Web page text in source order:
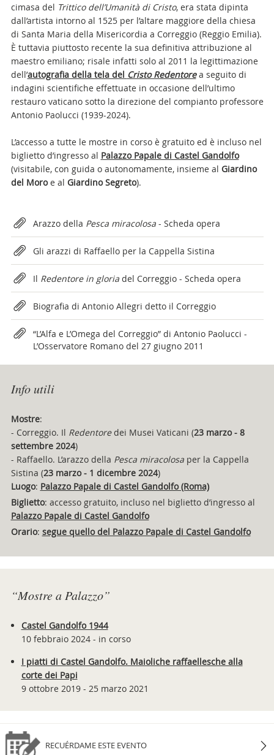
cimasa del Trittico dell’Umanità di Cristo, era stata dipinta
dall’artista intorno al 1525 per l’altare maggiore della chiesa
di Santa Maria della Misericordia a Correggio (Reggio Emilia).
È tuttavia piuttosto recente la sua definitiva attribuzione al
maestro emiliano; risale infatti solo al 2011 la legittimazione
dell’autografia della tela del Cristo Redentore a seguito di
indagini scientifiche effettuate in occasione dell’ultimo
restauro vaticano sotto la direzione del compianto professore
Antonio Paolucci (1939-2024).
L’accesso a tutte le mostre in corso è gratuito ed è incluso nel
biglietto d’ingresso al Palazzo Papale di Castel Gandolfo
(visitabile, con guida o autonomamente, insieme al Giardino
del Moroe al Giardino Segreto).
Attachments
Arazzo della Pesca miracolosa- Scheda opera
Gli arazzi di Raffaello per la Cappella Sistina
Il Redentore in gloriadel Correggio - Scheda opera
Biografia di Antonio Allegri detto il Correggio
“L’Alfa e L’Omega del Correggio” di Antonio Paolucci -
L’Osservatore Romano del 27 giugno 2011
Info utili
Mostre:
- Correggio. Il Redentoredei Musei Vaticani (23 marzo - 8
settembre 2024)
- Raffaello. L’arazzo della Pesca miracolosaper la Cappella
Sistina (23 marzo - 1 dicembre 2024)
Luogo: Palazzo Papale di Castel Gandolfo (Roma)
Biglietto: accesso gratuito, incluso nel biglietto d’ingresso al
Palazzo Papale di Castel Gandolfo
Orario: segue quello del Palazzo Papale di Castel Gandolfo
“Mostre a Palazzo”
Castel Gandolfo 1944
10 febbraio 2024 - in corso
I piatti di Castel Gandolfo. Maioliche raffaellesche alla
corte dei Papi
9 ottobre 2019 - 25 marzo 2021
RECUÉRDAME ESTE EVENTO